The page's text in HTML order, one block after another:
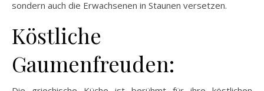
sondern auch die Erwachsenen in Staunen versetzen.
Köstliche
Gaumenfreuden: